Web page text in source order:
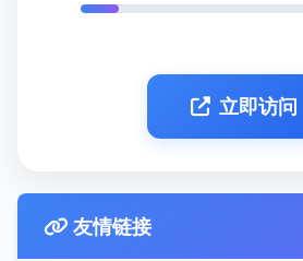
立即访问
友情链接